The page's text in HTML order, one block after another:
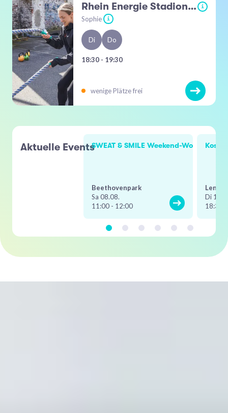
Rhein Energie Stadion - Vorwiese i
Sophie i
Di Do
18:30 - 19:30
wenige Plätze frei
Aktuelle EventsSWEAT & SMILE Weekend-Workout
Beethovenpark
Sa 08.08.
11:00 - 12:00
Di
18:30